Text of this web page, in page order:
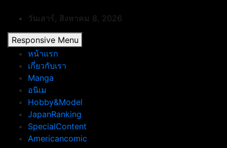
content
วันเสาร์, สิงหาคม 8, 2026
Responsive Menu
หน้าแรก
เกี่ยวกับเรา
Manga
อนิเม
Hobby&Model
JapanRanking
SpecialContent
Americancomic